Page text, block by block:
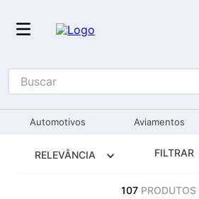
Buscar
Automotivos Aviamentos
RELEVÂNCIA FILTRAR
107 PRODUTOS